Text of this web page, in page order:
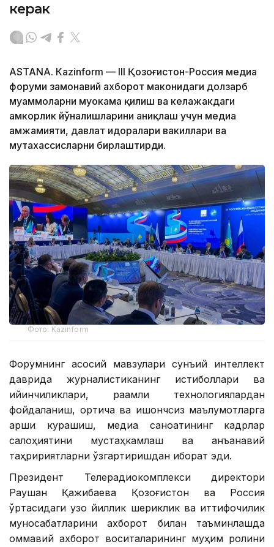
керак
ASTANА. Кazinform — III Қозоғистон-Россия медиа
форуми замонавий ахборот маконидаги долзарб
муаммоларни муҳокама қилиш ва келажакдаги
ҳамкорлик йўналишларини аниқлаш учун медиа
ҳамжамияти, давлат идоралари вакиллари ва
мутахассисларни бирлаштирди.
Фото: Kazinform
Форумнинг асосий мавзулари сунъий интеллект
даврида журналистиканинг истиқболлари ва
қийинчиликлари, рақамли технологиялардан
фойдаланиш, ортиқча ва ишончсиз маълумотларга
қарши курашиш, медиа саноатининг кадрлар
салоҳиятини мустаҳкамлаш ва анъанавий
таҳририятларни ўзгартиришдан иборат эди.
Президент Телерадиокомплекси директори
Раушан Қажибаева Қозоғистон ва Россия
ўртасидаги узоқ йиллик шериклик ва иттифоқчилик
муносабатларини ахборот билан таъминлашда
оммавий ахборот воситаларининг муҳим ролини